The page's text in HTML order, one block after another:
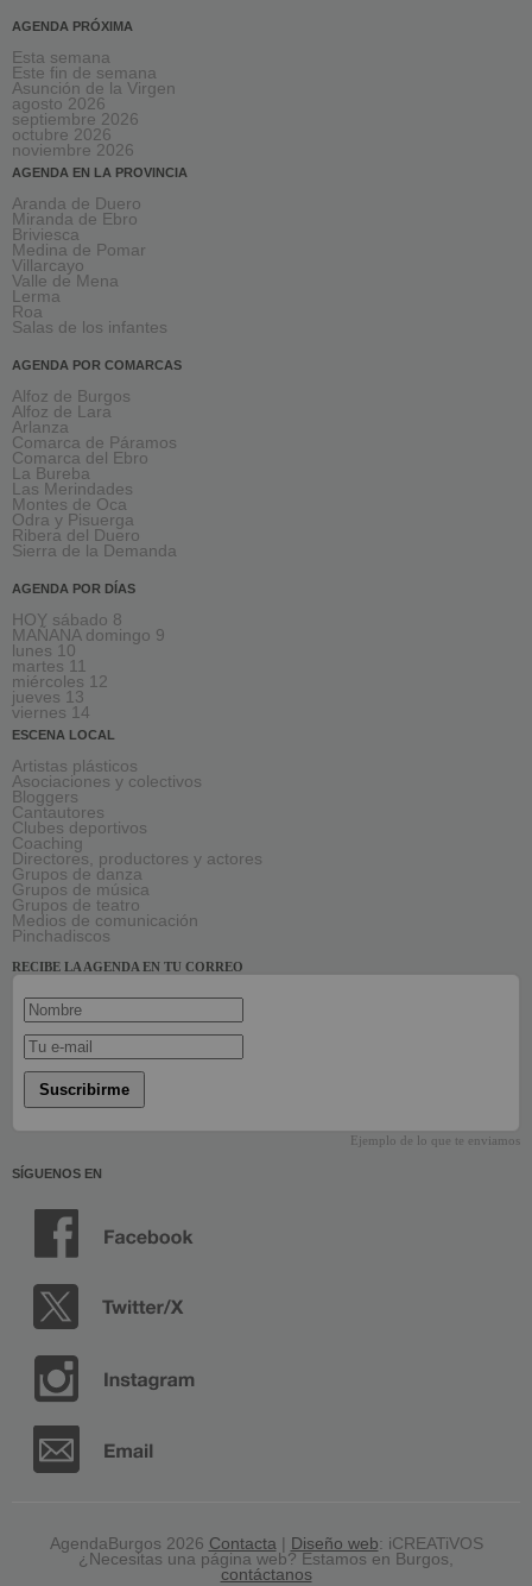
AGENDA PRÓXIMA
Esta semana
Este fin de semana
Asunción de la Virgen
agosto 2026
septiembre 2026
octubre 2026
noviembre 2026
AGENDA EN LA PROVINCIA
Aranda de Duero
Miranda de Ebro
Briviesca
Medina de Pomar
Villarcayo
Valle de Mena
Lerma
Roa
Salas de los infantes
AGENDA POR COMARCAS
Alfoz de Burgos
Alfoz de Lara
Arlanza
Comarca de Páramos
Comarca del Ebro
La Bureba
Las Merindades
Montes de Oca
Odra y Pisuerga
Ribera del Duero
Sierra de la Demanda
AGENDA POR DÍAS
HOY sábado 8
MAÑANA domingo 9
lunes 10
martes 11
miércoles 12
jueves 13
viernes 14
ESCENA LOCAL
Artistas plásticos
Asociaciones y colectivos
Bloggers
Cantautores
Clubes deportivos
Coaching
Directores, productores y actores
Grupos de danza
Grupos de música
Grupos de teatro
Medios de comunicación
Pinchadiscos
RECIBE LA AGENDA EN TU CORREO
Suscribirme
Ejemplo de lo que te enviamos
SÍGUENOS EN
AgendaBurgos 2026 Contacta| Diseño web: iCREATiVOS
¿Necesitas una página web? Estamos en Burgos,
contáctanos